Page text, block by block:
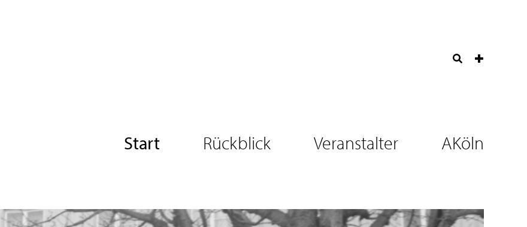
Start Rückblick Veranstalter AKöln